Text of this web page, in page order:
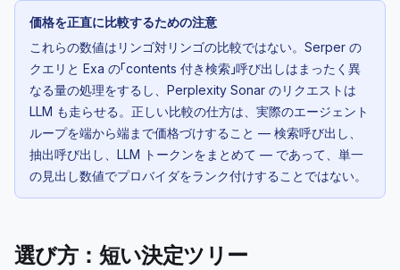
価格を正直に比較するための注意
これらの数値はリンゴ対リンゴの比較ではない。Serper の
クエリと Exa の「contents 付き検索」呼び出しはまったく異
なる量の処理をするし、Perplexity Sonar のリクエストは
LLM も走らせる。正しい比較の仕方は、実際のエージェント
ループを端から端まで価格づけすること — 検索呼び出し、
抽出呼び出し、LLM トークンをまとめて — であって、単一
の見出し数値でプロバイダをランク付けすることではない。
選び方：短い決定ツリー